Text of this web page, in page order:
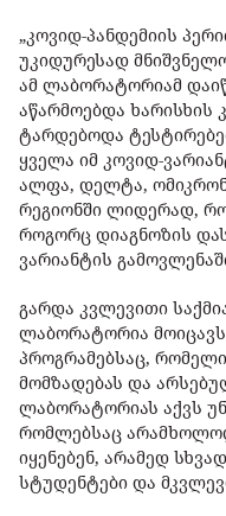
„კოვიდ-პანდემიის
უკიდურესად
ამ ლაბორატორიამ
აწარმოებდა
ტარდებოდა
ყველა იმ კოვიდ-
ალფა, დელტა,
რეგიონში ლიდერად,
როგორც დიაგნოზის
ვარიანტის
გარდა კვლევითი
ლაბორატორია
პროგრამებსაც,
მომზადებას და
ლაბორატორიას აქვს
რომლებსაც
იყენებენ, არამედ
სტუდენტები და